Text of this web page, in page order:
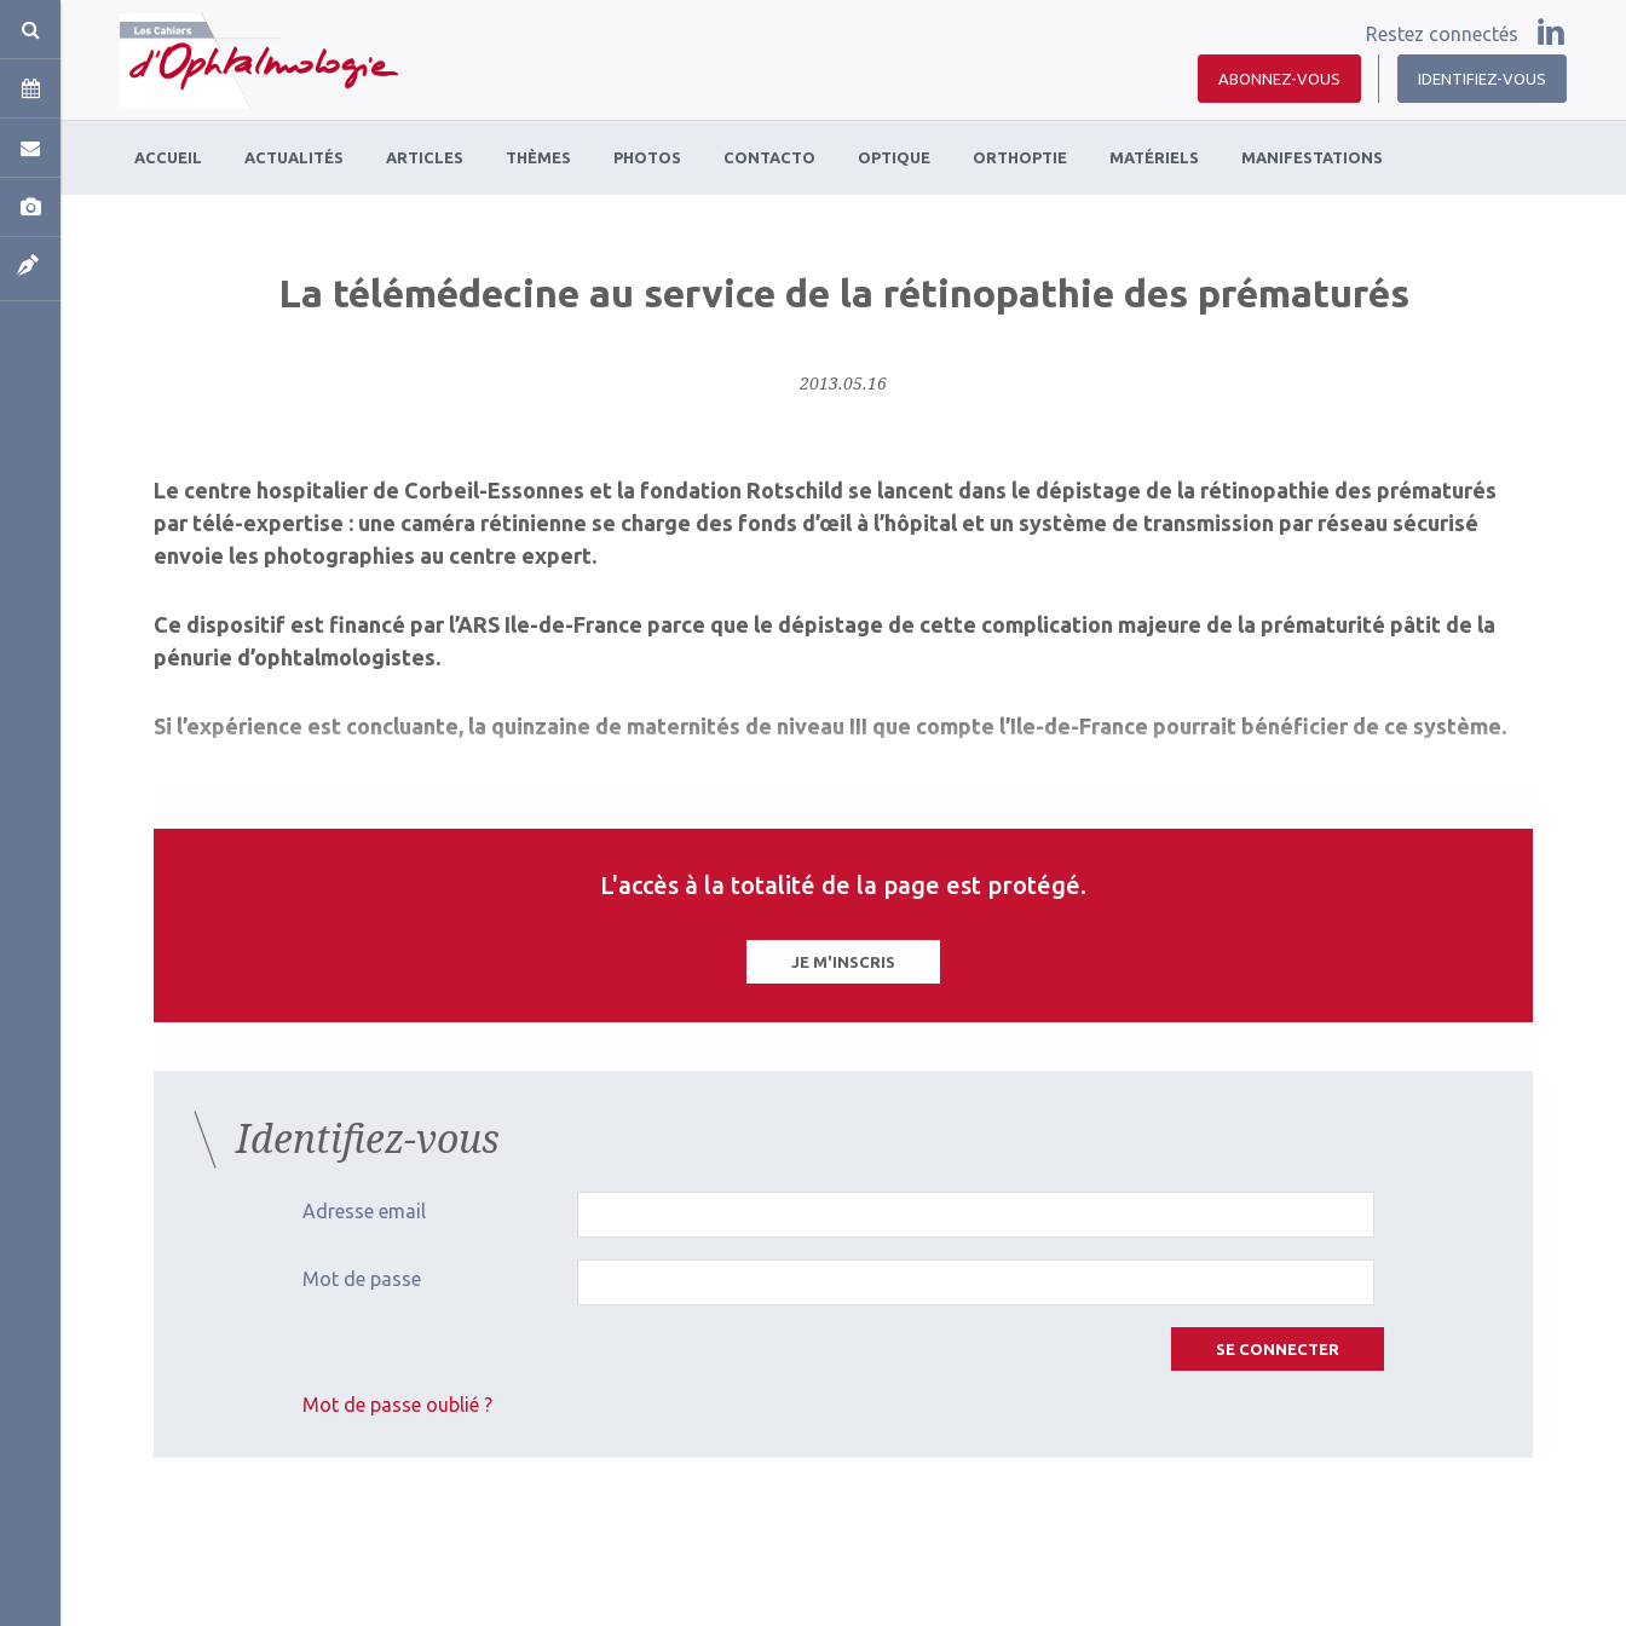
Restez connectés
ABONNEZ-VOUS IDENTIFIEZ-VOUS
ACCUEIL ACTUALITÉS ARTICLES THÈMES PHOTOS CONTACTO OPTIQUE ORTHOPTIE MATÉRIELS MANIFESTATIONS
La télémédecine au service de la rétinopathie des prématurés
2013.05.16
Le centre hospitalier de Corbeil-Essonnes et la fondation Rotschild se lancent dans le dépistage de la rétinopathie des prématurés
par télé-expertise : une caméra rétinienne se charge des fonds d’œil à l’hôpital et un système de transmission par réseau sécurisé
envoie les photographies au centre expert.
Ce dispositif est financé par l’ARS Ile-de-France parce que le dépistage de cette complication majeure de la prématurité pâtit de la
pénurie d’ophtalmologistes.
Si l’expérience est concluante, la quinzaine de maternités de niveau III que compte l’Ile-de-France pourrait bénéficier de ce système.
L'accès à la totalité de la page est protégé.
JE M'INSCRIS
Identifiez-vous
Adresse email
Mot de passe
SE CONNECTER
Mot de passe oublié ?
Panneau de gestion des cookies